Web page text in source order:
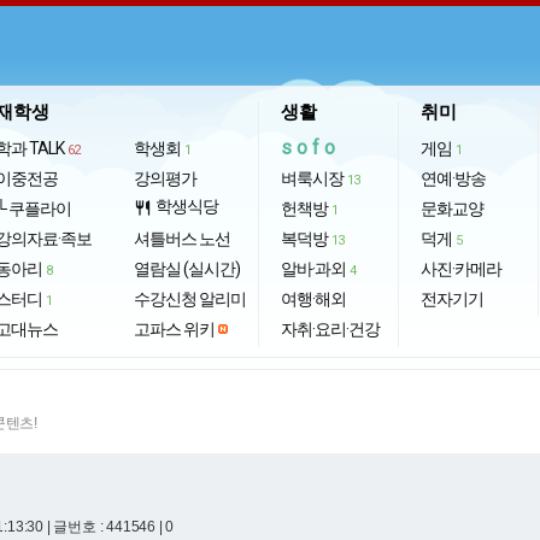
학생
과 TALK 62
중전공
└ 쿠플라이
의자료·족보
아리 8
터디 1
대뉴스
학생회 1
강의평가
restaurant 학생식당
셔틀버스 노선
열람실 (실시간)
수강신청 알리미
고파스 위키
생활
sofo
벼룩시장 13
헌책방 1
복덕방 13
알바·과외 4
여행·해외
자취·요리·건강
취미
게임 1
연예·방송
문화교양
덕게 5
사진·카메라
전자기기
텐츠!
| 글번호 : 441546 | 0